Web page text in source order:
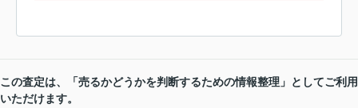
この査定は、「売るかどうかを判断するための情報整理」としてご利用
いただけます。